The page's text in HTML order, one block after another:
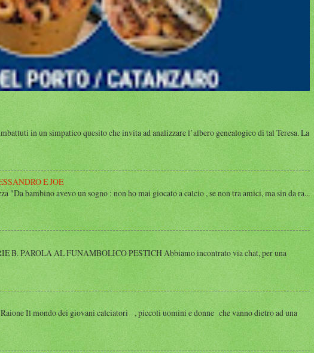
in un simpatico quesito che invita ad analizzare l’albero genealogico di tal Teresa. La
E JOE
bambino avevo un sogno : non ho mai giocato a calcio , se non tra amici, ma sin da ra...
B. PAROLA AL FUNAMBOLICO PESTICH Abbiamo incontrato via chat, per una
Il mondo dei giovani calciatori , piccoli uomini e donne che vanno dietro ad una